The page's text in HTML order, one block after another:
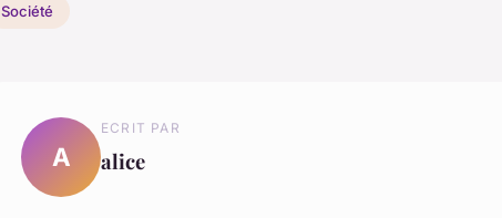
Société
A
ECRIT PAR
alice